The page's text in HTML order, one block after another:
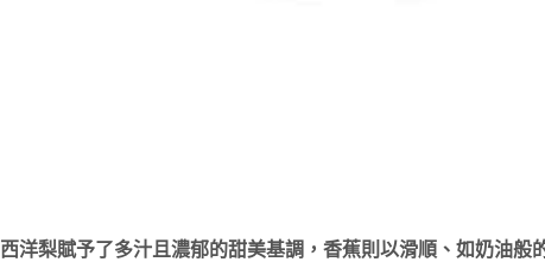
西洋梨賦予了多汁且濃郁的甜美基調，香蕉則以滑順、如奶油